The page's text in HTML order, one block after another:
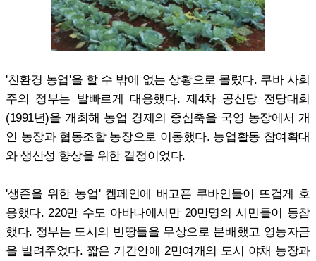
'친환경 농업'을 할 수 밖에 없는 상황으로 몰렸다. 쿠바 사회
주의 정부는 발빠르게 대응했다. 제4차 공산당 전당대회
(1991년)을 개최해 농업 경제의 중심축을 국영 농장에서 개
인 농장과 협동조합 농장으로 이동했다. 농업활동 참여확대
와 생산성 향상을 위한 결정이었다.
'생존을 위한 농업' 켐페인에 배고픈 쿠바인들이 뜨겁게 호
응했다. 220만 수도 아바나에서만 20만명의 시민들이 동참
했다. 정부는 도시의 빈땅들을 무상으로 분배했고 영농자금
을 빌려주었다. 짧은 기간안에 2만여개의 도시 야채 농장과